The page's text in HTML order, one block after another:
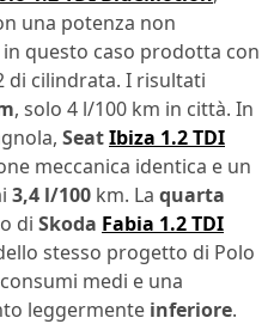
una potenza non
questo caso prodotta con
di cilindrata. I risultati
, solo 4 l/100 km in città. In
SeatIbiza 1.2 TDI
meccanica identica e un
3,4 l/100 km. La quarta
di Skoda Fabia 1.2 TDI
stesso progetto di Polo
medi e una
leggermente inferiore.